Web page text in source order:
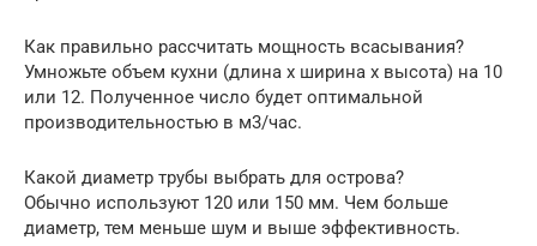
Как правильно рассчитать мощность всасывания?
Умножьте объем кухни (длина х ширина х высота) на 10
или 12. Полученное число будет оптимальной
производительностью в м3/час.
Какой диаметр трубы выбрать для острова?
Обычно используют 120 или 150 мм. Чем больше
диаметр, тем меньше шум и выше эффективность.